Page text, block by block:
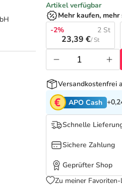
Artikel verfügbar
Mehr kaufen, mehr
-2%
2 St
23,39 €/ St
Versandkostenfrei
APO Cash
Schnelle
Sichere Zahlung
Geprüfter Shop
Zu meiner